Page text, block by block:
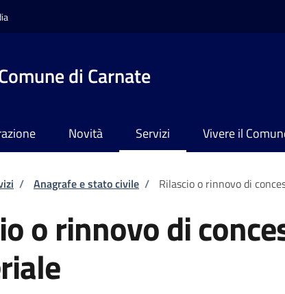
di Carnate
Novità Servizi Vivere il
di pane
/ Anagrafe e stato civile / Rilascio o rinnovo di
o rinnovo di